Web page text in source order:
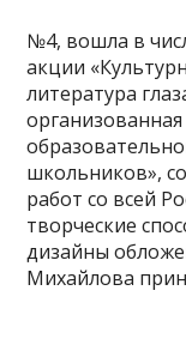
№4, вошла в
акции
литература
школьников»,
работ со всей
творческие
дизайны
Михайлова